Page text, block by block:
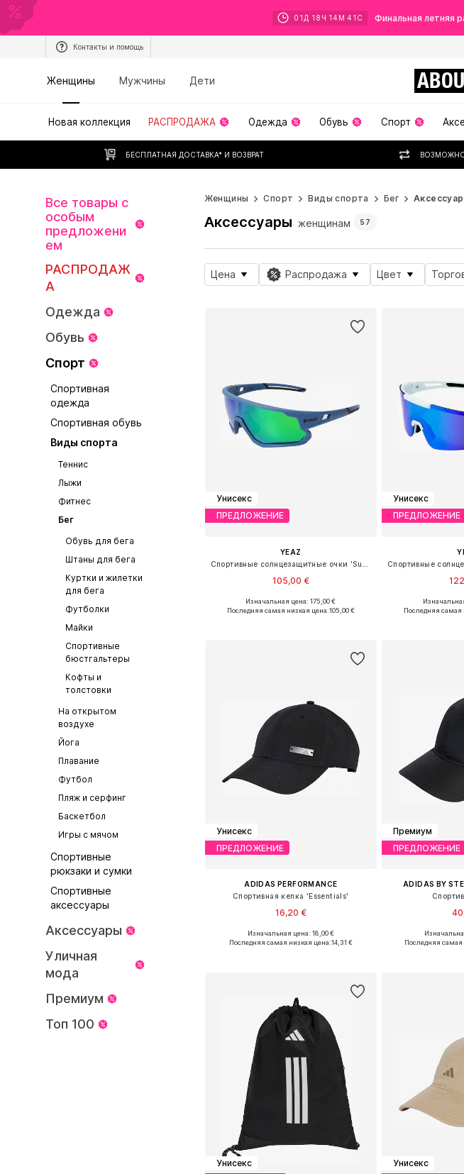
01 Д 18 Ч 14 М 39 С Финальная летняя
Контакты и помощь
Женщины Мужчины Дети
Новая коллекция РАСПРОДАЖА Одежда Обувь Спорт
БЕСПЛАТНАЯ ДОСТАВКА* И ВОЗВРАТ
Все товары с
особым
предложени
ем
РАСПРОДАЖ
А
Одежда
Обувь
Спорт
Спортивная
одежда
Спортивная обувь
Виды спорта
Теннис
Лыжи
Фитнес
Бег
Обувь для бега
Штаны для бега
Куртки и жилетки
для бега
Футболки
Майки
Спортивные
бюстгальтеры
Кофты и
толстовки
На открытом
воздухе
Йога
Плавание
Футбол
Пляж и серфинг
Баскетбол
Игры с мячом
Спортивные
рюкзаки и сумки
Спортивные
аксессуары
Аксессуары
Уличная
мода
Премиум
Топ 100
Женщины Спорт Виды спорта Бег
Аксессуары женщинам 57
Цена Распродажа Цвет
Унисекс
ПРЕДЛОЖЕНИЕ
YEAZ
105,00 €
Доступные размеры: One Size
Изначальная цена: 175,00 €
Последняя самая низкая цена:105,00 €
Унисекс
ПРЕДЛОЖЕНИЕ
Доступные
Последняя самая
Унисекс
ПРЕДЛОЖЕНИЕ
ADIDAS PERFORMANCE
Спортивная кепка 'Essentials'
16,20 €
Доступно множество размеров
Изначальная цена: 18,00 €
Последняя самая низкая цена:14,31 €
Премиум
ПРЕДЛОЖЕНИЕ
ADIDAS BY
Доступные
Последняя самая
Унисекс
Унисекс